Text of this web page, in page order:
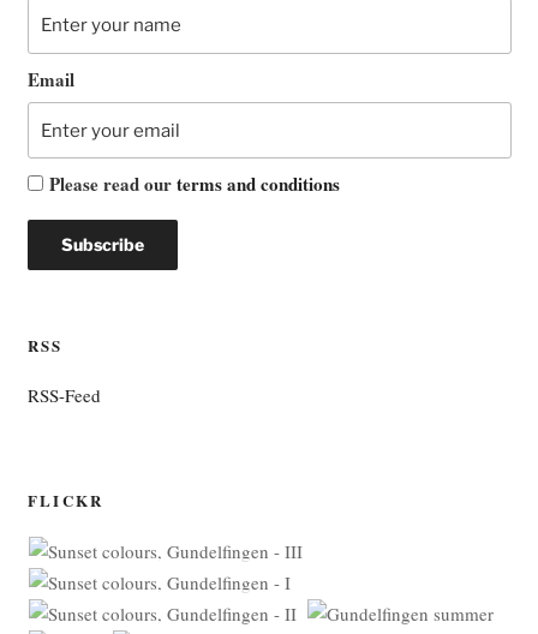
Email
Please read ourterms and conditions
RSS
RSS-Feed
FLICKR